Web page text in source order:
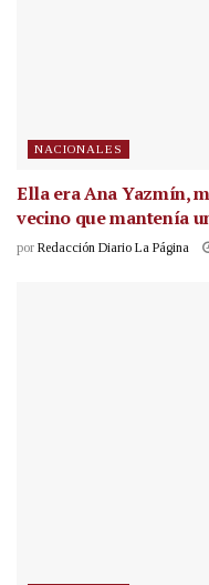
NACIONALES
Ella era Ana Yazmín,
vecino que mantenía
por Redacción Diario La Página